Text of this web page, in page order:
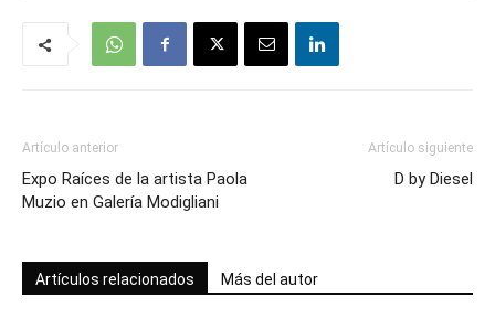
Artículo anterior
Expo Raíces de la artista Paola
Muzio en Galería Modigliani
Artículo siguiente
D by Diesel
Artículos relacionados Más del autor